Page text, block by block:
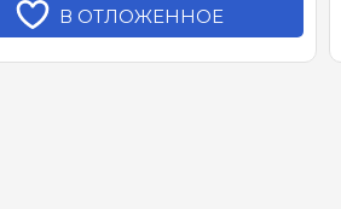
В ОТЛОЖЕННОЕ